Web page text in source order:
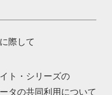
際して
ト・シリーズの
タの共同利用について